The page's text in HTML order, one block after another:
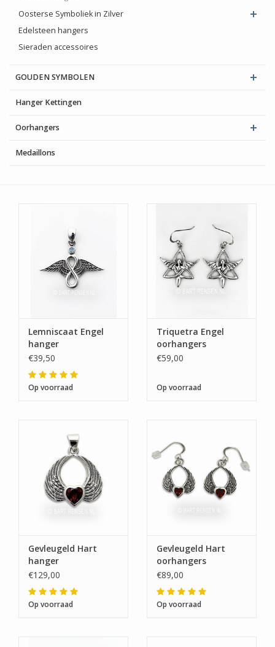
Oosterse Symboliek in Zilver
Edelsteen hangers
Sieraden accessoires
GOUDEN SYMBOLEN
Hanger Kettingen
Oorhangers
Medaillons
Lemniscaat Engel
hanger
€39,50
Op voorraad
Triquetra Engel
oorhangers
€59,00
Op voorraad
Gevleugeld Hart
hanger
€129,00
Op voorraad
Gevleugeld Hart
oorhangers
€89,00
Op voorraad